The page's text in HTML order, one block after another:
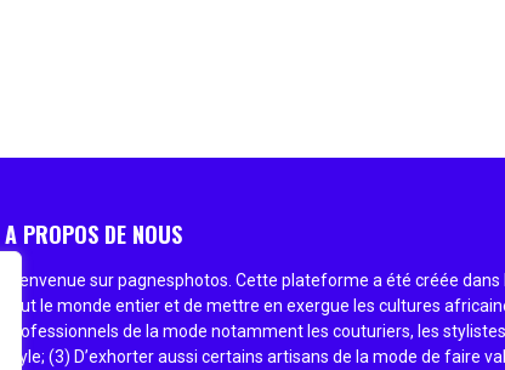
A PROPOS DE NOUS
Bienvenue sur pagnesphotos. Cette plateforme a été créée
tout le monde entier et de mettre en exergue les cultures
professionnels de la mode notamment les couturiers, les
style; (3) D’exhorter aussi certains artisans de la mode de faire